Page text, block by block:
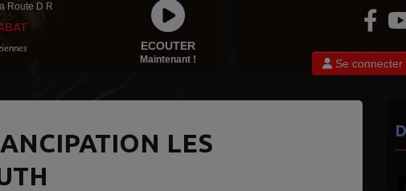
ECOUTER
Maintenant !
Route D R
Se connecter
LES